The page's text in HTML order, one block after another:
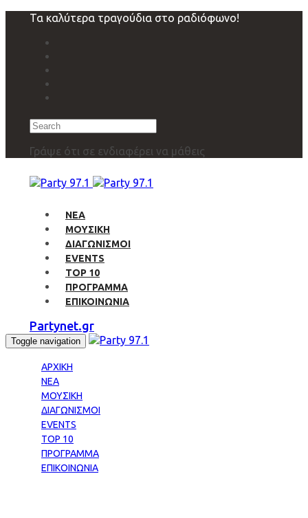
navigation
Τα καλύτερα τραγούδια στο ραδιόφωνο!
Search
Γράψε ότι σε ενδιαφέρει να μάθεις
ΝΕΑ
ΜΟΥΣΙΚΗ
ΔΙΑΓΩΝΙΣΜΟΙ
EVENTS
TOP 10
ΠΡΟΓΡΑΜΜΑ
ΕΠΙΚΟΙΝΩΝΙΑ
Partynet.gr
Toggle navigation
ΑΡΧΙΚΗ
ΝΕΑ
ΜΟΥΣΙΚΗ
ΔΙΑΓΩΝΙΣΜΟΙ
EVENTS
TOP 10
ΠΡΟΓΡΑΜΜΑ
ΕΠΙΚΟΙΝΩΝΙΑ